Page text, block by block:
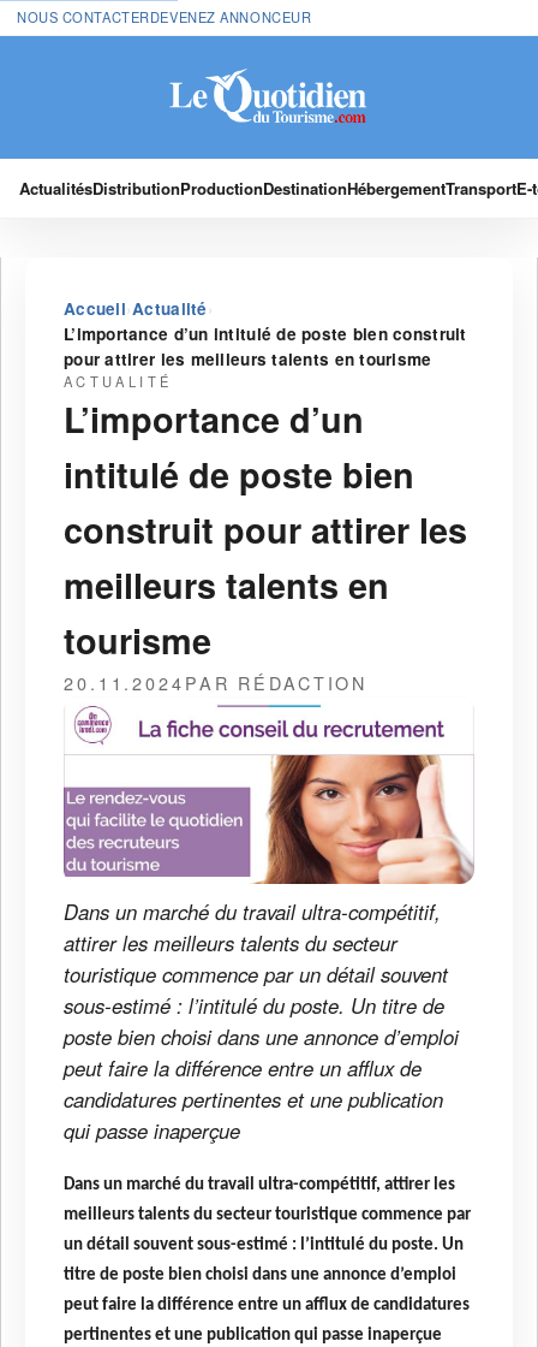
NOUS CONTACTERDEVENEZ ANNONCEUR
ActualitésDistributionProductionDestinationHébergementTransport
Accueil›Actualité ›
L’importance d’un intitulé de poste bien construit
pour attirer les meilleurs talents en tourisme
ACTUALITÉ
L’importance d’un
intitulé de poste bien
construit pour attirer les
meilleurs talents en
tourisme
20.11.2024PAR RÉDACTION
Dans un marché du travail ultra-compétitif,
attirer les meilleurs talents du secteur
touristique commence par un détail souvent
sous-estimé : l’intitulé du poste. Un titre de
poste bien choisi dans une annonce d’emploi
peut faire la différence entre un afflux de
candidatures pertinentes et une publication
qui passe inaperçue
Dans un marché du travail ultra-compétitif, attirer les
meilleurs talents du secteur touristique commence par
un détail souvent sous-estimé : l’intitulé du poste. Un
titre de poste bien choisi dans une annonce d’emploi
peut faire la différence entre un afflux de candidatures
pertinentes et une publication qui passe inaperçue